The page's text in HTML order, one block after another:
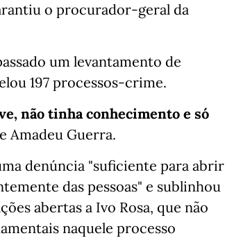
o procurador-geral da
um levantamento de
197 processos-crime.
não tinha conhecimento e só
Amadeu Guerra.
denúncia "suficiente para abrir
das pessoas" e sublinhou
abertas a Ivo Rosa, que não
naquele processo